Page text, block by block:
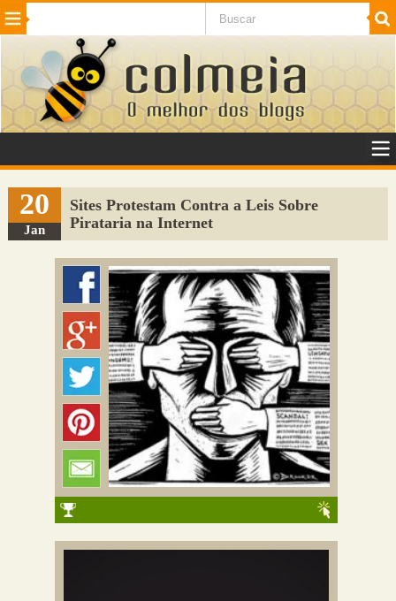
Beleza Cinema e TV
Internet Jogos NotÃ­cias SaÃºde
VeÃ­culos Adulto
Sugerir Link
Adicionar Blog
Colmeia Exchange
Perguntas Frequentes
20
Jan
Sites Protestam Contra a Leis Sobre
Pirataria na Internet